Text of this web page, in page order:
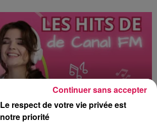
Le respect de votre vie privée est
notre priorité
Continuer sans accepter